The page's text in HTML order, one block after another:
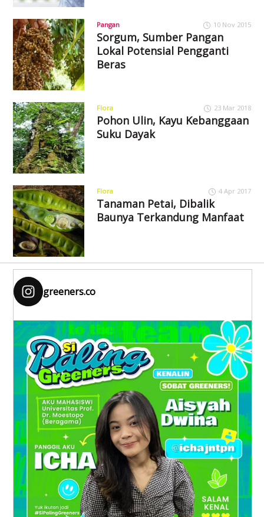
Pangan 10 Nov 2015
Sorgum, Sumber Pangan
Lokal Potensial Pengganti
Beras
Flora 23 Mar 2018
Pohon Ulin, Kayu Kebanggaan
Suku Dayak
Flora 4 Apr 2017
Tanaman Petai, Dibalik
Baunya Terkandung Manfaat
greeners.co